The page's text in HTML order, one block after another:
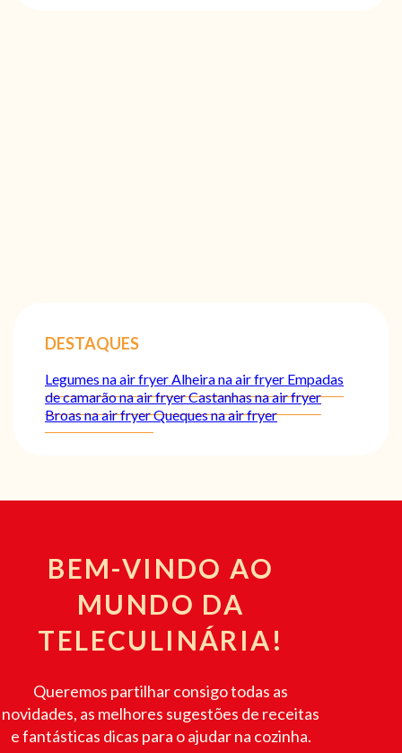
DESTAQUES
Legumes na air fryerAlheira na air fryer Empadas
de camarão na air fryerCastanhas na air fryer
Broas na air fryerQueques na air fryer
BEM-VINDO AO
MUNDO DA
TELECULINÁRIA!
Queremos partilhar consigo todas as
novidades, as melhores sugestões de receitas
e fantásticas dicas para o ajudar na cozinha.